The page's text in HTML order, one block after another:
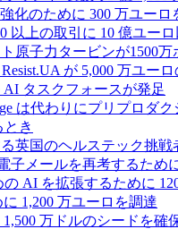
化のために 300 万ユーロ
以上の取引に 10 億ユー
原子力タービンが1500
が 5,000 万ユー
タスクフォースが発足
は代わりにプリプロダ
き
英国のヘルステック挑戦
子メールを再考するた
AI を拡張するために
1,200 万ユーロを調達
万ドルのシードを確